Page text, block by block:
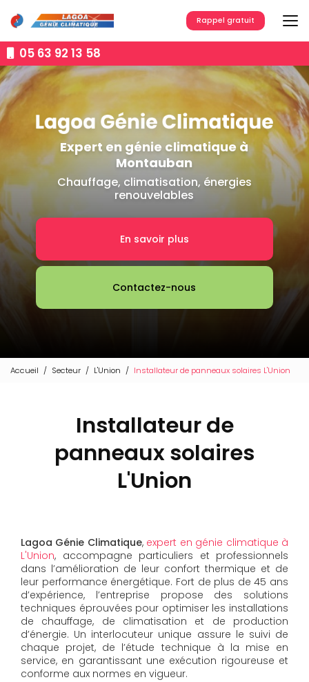
au
contenu
principal05 63 92 13 58
Rappel gratuit
Expert en génie climatique à
Montauban
Chauffage, climatisation, énergies
renouvelables
En savoir plus
Contactez-nous
Accueil Secteur L'Union Installateur de panneaux solaires L'Union
Installateur de
panneaux solaires
L'Union
Lagoa Génie Climatique, expert en génie climatique à
L'Union, accompagne particuliers et professionnels
dans l’amélioration de leur confort thermique et de
leur performance énergétique. Fort de plus de 45 ans
d’expérience, l’entreprise propose des solutions
techniques éprouvées pour optimiser les installations
de chauffage, de climatisation et de production
d’énergie. Un interlocuteur unique assure le suivi de
chaque projet, de l’étude technique à la mise en
service, en garantissant une exécution rigoureuse et
conforme aux normes en vigueur.